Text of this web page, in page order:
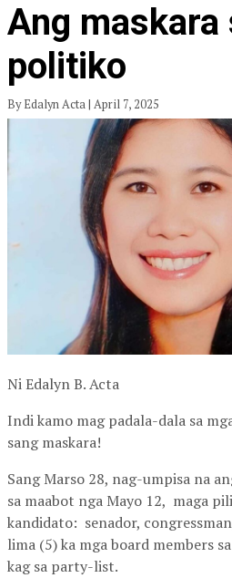
Ang maskara
politiko
By Edalyn Acta | April 7, 2025
Ni Edalyn B. Acta
Indi kamo mag padala-dala sa
sang maskara!
Sang Marso 28, nag-umpisa na
sa maabot nga Mayo 12, maga
kandidato: senador,
lima (5) ka mga board members
kag sa party-list.